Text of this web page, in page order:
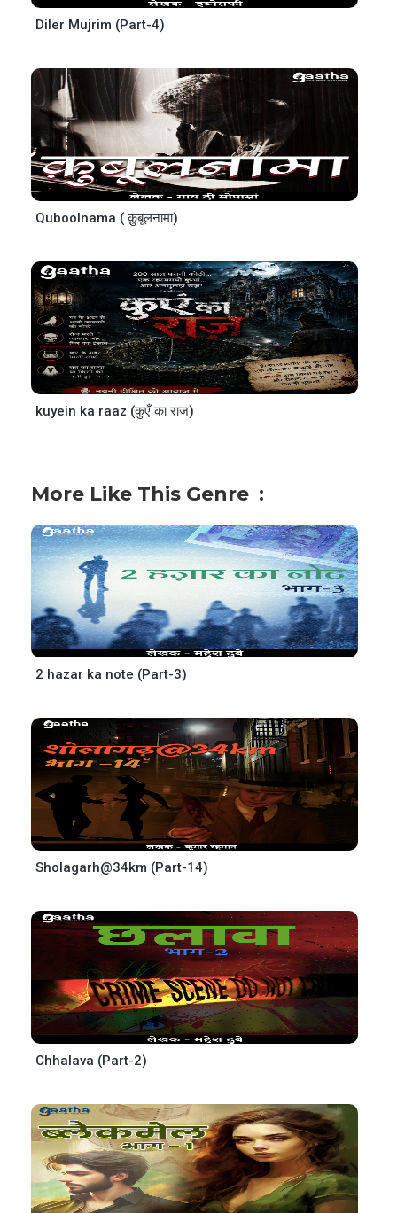
Diler Mujrim (Part-4)
Quboolnama ( क़ुबूलनामा)
kuyein ka raaz (कुएँ का राज)
More Like This Genre
2 hazar ka note (Part-3)
Sholagarh@34km (Part-14)
Chhalava (Part-2)